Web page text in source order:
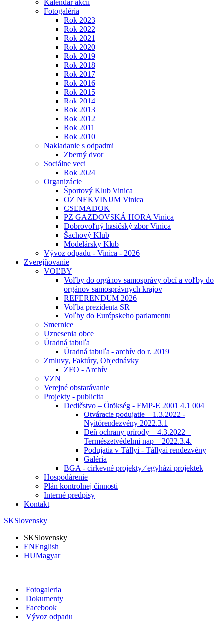
Kalendár akcií
Fotogaléria
Rok 2023
Rok 2022
Rok 2021
Rok 2020
Rok 2019
Rok 2018
Rok 2017
Rok 2016
Rok 2015
Rok 2014
Rok 2013
Rok 2012
Rok 2011
Rok 2010
Nakladanie s odpadmi
Zberný dvor
Sociálne veci
Rok 2024
Organizácie
Športový Klub Vinica
OZ NEKVINUM Vinica
CSEMADOK
PZ GAZDOVSKÁ HORA Vinica
Dobrovoľný hasičský zbor Vinica
Šachový Klub
Modelársky Klub
Vývoz odpadu - Vinica - 2026
Zverejňovanie
VOĽBY
Voľby do orgánov samosprávy obcí a voľby do
orgánov samosprávnych krajov
REFERENDUM 2026
Voľba prezidenta SR
Voľby do Európskeho parlamentu
Smernice
Uznesenia obce
Úradná tabuľa
Úradná tabuľa - archív do r. 2019
Zmluvy, Faktúry, Objednávky
ZFO - Archív
VZN
Verejné obstarávanie
Projekty - publicita
Dedičstvo – Örökség - FMP-E 2001 4.1 004
Otváracie podujatie – 1.3.2022 -
Nyitórendezvény 2022.3.1
Deň ochrany prírody – 4.3.2022 –
Természetvédelmi nap – 2022.3.4.
Podujatia v Tállyi - Tállyai rendezvény
Galéria
BGA - cirkevné projekty ⁄ egyházi projektek
Hospodárenie
Plán kontrolnej činnosti
Interné predpisy
Kontakt
SKSlovensky
SKSlovensky
ENEnglish
HUMagyar
Fotogaleria
Dokumenty
Facebook
Vývoz odpadu